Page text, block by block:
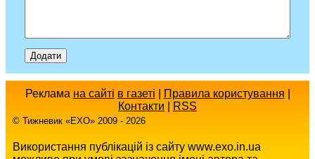
Реклама на сайті в газеті Правила користування
Контакти
RSS
© Тижневик «EХO» 2009 - 2026
Використання публікацій із сайту www.exo.in.ua